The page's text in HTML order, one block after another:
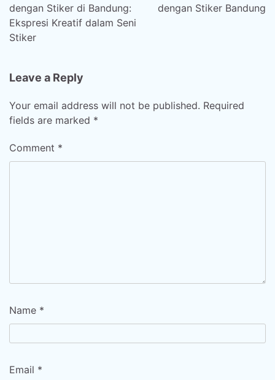
dengan Stiker di Bandung:
Ekspresi Kreatif dalam Seni
Stiker
dengan Stiker Bandung
Leave a Reply
Your email address will not be published. Required
fields are marked *
Comment *
Name *
Email *